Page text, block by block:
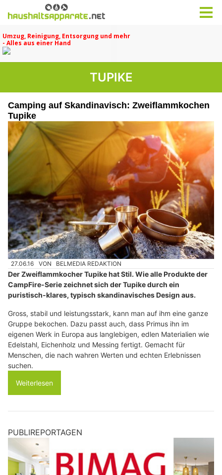
TUPIKE
Camping auf Skandinavisch: Zweiflammkochen
Tupike
27.06.16 VON BELMEDIA REDAKTION
Der Zweiflammkocher Tupike hat Stil. Wie alle Produkte der
CampFire-Serie zeichnet sich der Tupike durch ein
puristisch-klares, typisch skandinavisches Design aus.
Gross, stabil und leistungsstark, kann man auf ihm eine ganze
Gruppe bekochen. Dazu passt auch, dass Primus ihn im
eigenen Werk in Europa aus langlebigen, edlen Materialien wie
Edelstahl, Eichenholz und Messing fertigt. Gemacht für
Menschen, die nach wahren Werten und echten Erlebnissen
suchen.
Weiterlesen
PUBLIREPORTAGEN